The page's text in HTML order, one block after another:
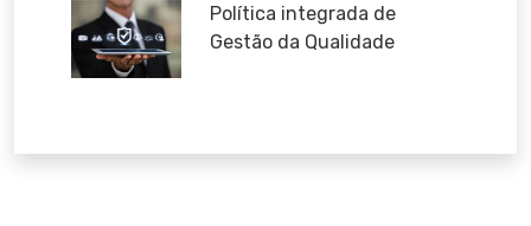
Política integrada de
Gestão da Qualidade